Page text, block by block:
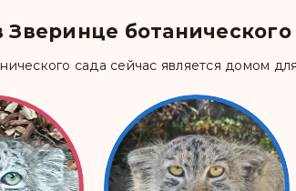
ботанического
сада сейчас является домом